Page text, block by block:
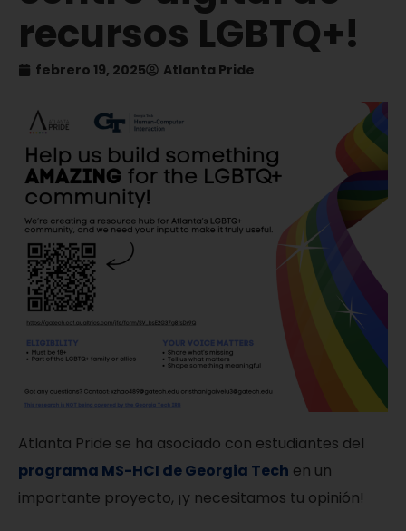
recursos LGBTQ+!
febrero 19, 2025 Atlanta Pride
Atlanta Pride se ha asociado con estudiantes del
programa MS-HCI de Georgia Tech en un
importante proyecto, ¡y necesitamos tu opinión!